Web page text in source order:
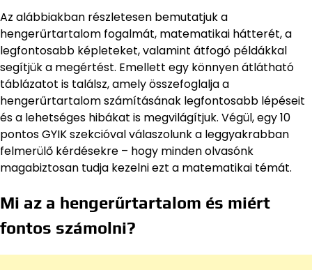
Az alábbiakban részletesen bemutatjuk a
hengerűrtartalom fogalmát, matematikai hátterét, a
legfontosabb képleteket, valamint átfogó példákkal
segítjük a megértést. Emellett egy könnyen átlátható
táblázatot is találsz, amely összefoglalja a
hengerűrtartalom számításának legfontosabb lépéseit
és a lehetséges hibákat is megvilágítjuk. Végül, egy 10
pontos GYIK szekcióval válaszolunk a leggyakrabban
felmerülő kérdésekre – hogy minden olvasónk
magabiztosan tudja kezelni ezt a matematikai témát.
Mi az a hengerűrtartalom és miért
fontos számolni?